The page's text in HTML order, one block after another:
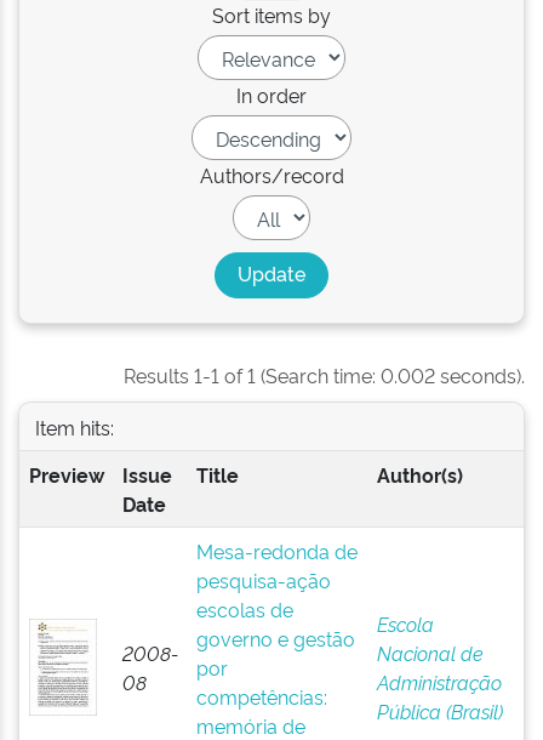
Sort items by
In order
Authors/record
Results 1-1 of 1 (Search time: 0.002 seconds).
Item hits:
Preview
Issue
Date
Title Author(s)
2008-
08
Mesa-redonda de
pesquisa-ação
escolas de
governo e gestão
por
competências:
memória de
Escola
Nacional de
Administração
Pública (Brasil)